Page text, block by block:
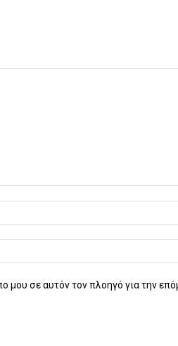
μου σε αυτόν τον πλοηγό για την